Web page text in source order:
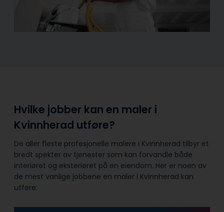
Hvilke jobber kan en maler i
Kvinnherad utføre?
De aller fleste profesjonelle malere i Kvinnherad tilbyr et
bredt spekter av tjenester som kan forvandle både
interiøret og eksteriøret på en eiendom. Her er noen av
de mest vanlige jobbene en maler i Kvinnherad kan
utføre: